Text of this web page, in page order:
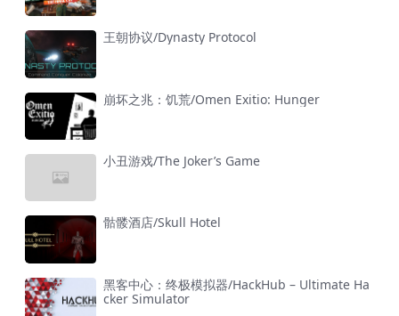
王朝协议/Dynasty Protocol
崩坏之兆：饥荒/Omen Exitio: Hunger
小丑游戏/The Joker’s Game
骷髅酒店/Skull Hotel
黑客中心：终极模拟器/HackHub – Ultimate Ha
cker Simulator